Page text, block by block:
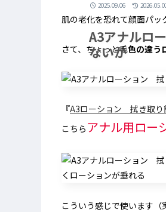
A3アナルロ
ないか
2025.09.06
肌の老化を恐れて顔面パッ
さて、ちょっと毛色の違う
『A3ローション 拭き取り
こちら アナル用ロー
こういう感じで使います（